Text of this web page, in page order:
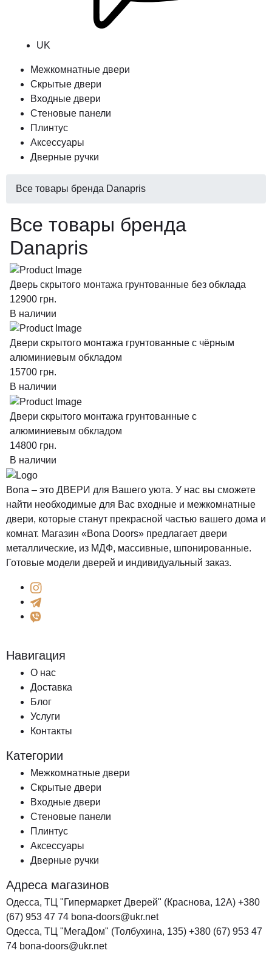
UK
Межкомнатные двери
Скрытые двери
Входные двери
Стеновые панели
Плинтус
Аксессуары
Дверные ручки
Все товары бренда Danapris
Все товары бренда
Danapris
Дверь скрытого монтажа грунтованные без обклада
12900 грн.
В наличии
Двери скрытого монтажа грунтованные с чёрным
алюминиевым обкладом
15700 грн.
В наличии
Двери скрытого монтажа грунтованные с
алюминиевым обкладом
14800 грн.
В наличии
Bona – это ДВЕРИ для Вашего уюта. У нас вы сможете
найти необходимые для Вас входные и межкомнатные
двери, которые станут прекрасной частью вашего дома и
комнат. Магазин «Bona Doors» предлагает двери
металлические, из МДФ, массивные, шпонированные.
Готовые модели дверей и индивидуальный заказ.
Навигация
О нас
Доставка
Блог
Услуги
Контакты
Категории
Межкомнатные двери
Скрытые двери
Входные двери
Стеновые панели
Плинтус
Аксессуары
Дверные ручки
Адреса магазинов
Одесса, ТЦ "Гипермаркет Дверей" (Краснова, 12А) +380
(67) 953 47 74 bona-doors@ukr.net
Одесса, ТЦ "МегаДом" (Толбухина, 135) +380 (67) 953 47
74 bona-doors@ukr.net